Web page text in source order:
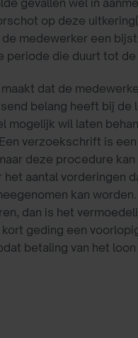
gevallen wel in
op deze
medewerker een
periode die duurt tot
dat de
belang heeft bij de
mogelijk wil laten
verzoekschrift is
deze procedure kan
het aantal vorderingen
kan
dan is het
geding een
betaling van het